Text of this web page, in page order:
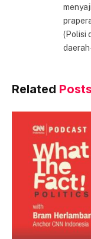
(Polisi
Related Posts